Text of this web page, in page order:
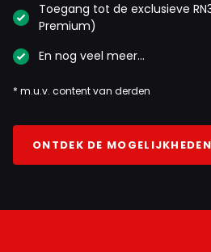
Toegang tot de exclusieve
Premium)
En nog veel meer…
* m.u.v. content van derden
ONTDEK DE MOGELIJKHEDEN